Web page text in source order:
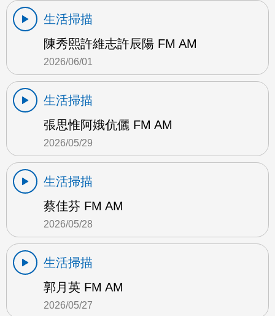
生活掃描
陳秀熙許維志許辰陽 FM AM
2026/06/01
生活掃描
張思惟阿娥伉儷 FM AM
2026/05/29
生活掃描
蔡佳芬 FM AM
2026/05/28
生活掃描
郭月英 FM AM
2026/05/27